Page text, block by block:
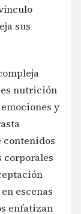
sus
es nutrición
y
contenidos
corporales
escenas
enfatizan